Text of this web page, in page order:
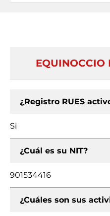
EQUINOCCIO
¿Registro RUES
Si
¿Cuál es su NIT?
901534416
¿Cuáles son sus